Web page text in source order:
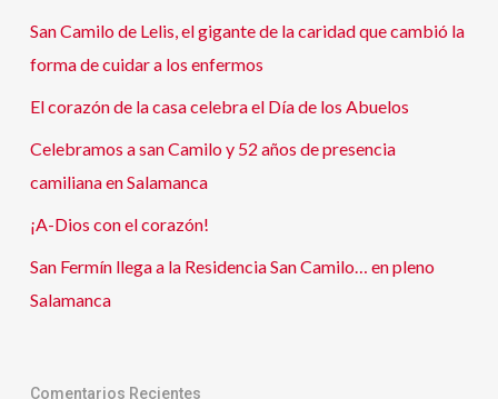
San Camilo de Lelis, el gigante de la caridad que cambió la
forma de cuidar a los enfermos
El corazón de la casa celebra el Día de los Abuelos
Celebramos a san Camilo y 52 años de presencia
camiliana en Salamanca
¡A-Dios con el corazón!
San Fermín llega a la Residencia San Camilo… en pleno
Salamanca
Comentarios Recientes